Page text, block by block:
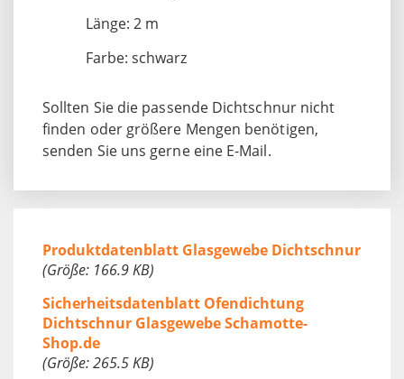
Länge: 2 m
Farbe: schwarz
Sollten Sie die passende Dichtschnur nicht
finden oder größere Mengen benötigen,
senden Sie uns gerne eine E-Mail.
Produktdatenblatt Glasgewebe Dichtschnur
(Größe: 166.9 KB)
Sicherheitsdatenblatt Ofendichtung
Dichtschnur Glasgewebe Schamotte-
Shop.de
(Größe: 265.5 KB)